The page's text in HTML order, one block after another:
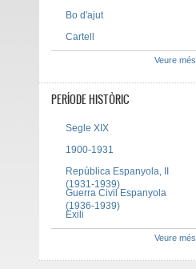
Bo d'ajut
Cartell
Veure més
PERÍODE HISTÒRIC
Segle XIX
1900-1931
República Espanyola, II
(1931-1939)
Guerra Civil Espanyola
(1936-1939)
Exili
Veure més